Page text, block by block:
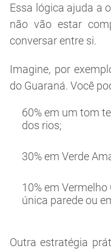
Essa lógica ajuda a
não vão estar
conversar entre si.
Imagine, por
do Guaraná. Você
60% em um tom
dos rios;
30% em Verde
10% em
única parede ou
Outra estratégia